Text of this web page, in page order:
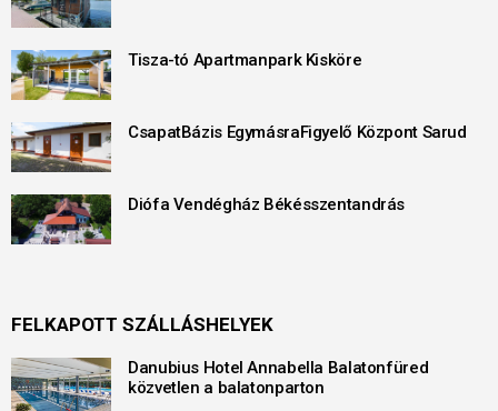
Tisza-tó Apartmanpark Kisköre
CsapatBázis EgymásraFigyelő Központ Sarud
Diófa Vendégház Békésszentandrás
FELKAPOTT SZÁLLÁSHELYEK
Danubius Hotel Annabella Balatonfüred
közvetlen a balatonparton